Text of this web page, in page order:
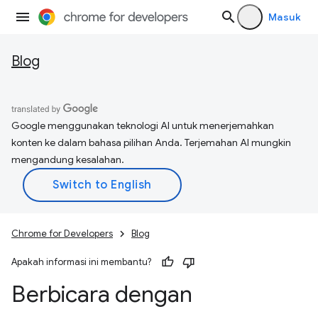
Masuk
Blog
Google menggunakan teknologi AI untuk menerjemahkan
konten ke dalam bahasa pilihan Anda. Terjemahan AI mungkin
mengandung kesalahan.
Chrome for Developers Blog
Apakah informasi ini membantu?
Berbicara dengan